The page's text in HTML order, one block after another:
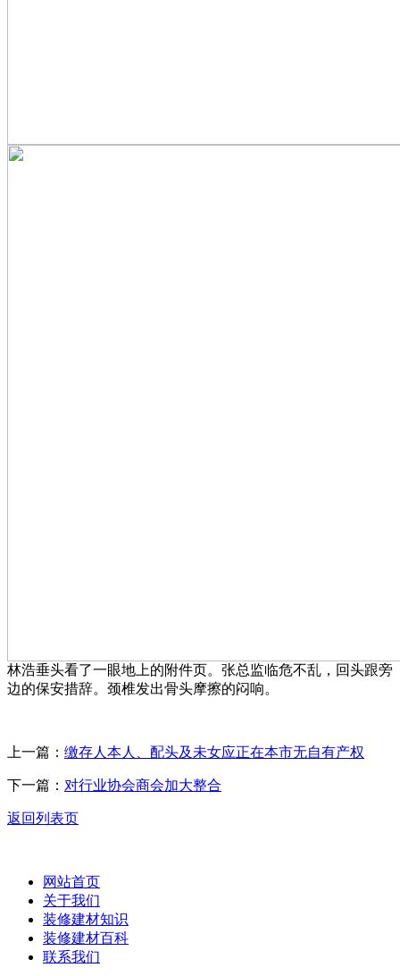
林浩垂头看了一眼地上的附件页。张总监临危不乱，回头跟旁
边的保安措辞。颈椎发出骨头摩擦的闷响。
上一篇： 缴存人本人、配头及未女应正在本市无自有产权
下一篇： 对行业协会商会加大整合
返回列表页
网站首页
关于我们
装修建材知识
装修建材百科
联系我们